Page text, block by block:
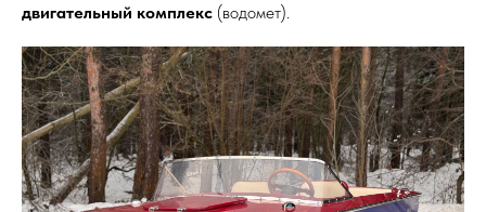
двигательный комплекс (водомет).